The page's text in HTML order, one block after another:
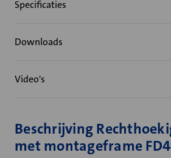
Specificaties
Downloads
Video's
Beschrijving
met montageframe